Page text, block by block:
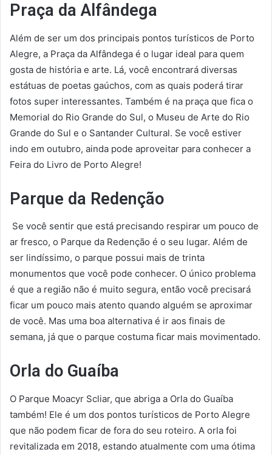
Praça da Alfândega
Além de ser um dos principais pontos turísticos de Porto
Alegre, a Praça da Alfândega é o lugar ideal para quem
gosta de história e arte. Lá, você encontrará diversas
estátuas de poetas gaúchos, com as quais poderá tirar
fotos super interessantes. Também é na praça que fica o
Memorial do Rio Grande do Sul, o Museu de Arte do Rio
Grande do Sul e o Santander Cultural. Se você estiver
indo em outubro, ainda pode aproveitar para conhecer a
Feira do Livro de Porto Alegre!
Parque da Redenção
Se você sentir que está precisando respirar um pouco de
ar fresco, o Parque da Redenção é o seu lugar. Além de
ser lindíssimo, o parque possui mais de trinta
monumentos que você pode conhecer. O único problema
é que a região não é muito segura, então você precisará
ficar um pouco mais atento quando alguém se aproximar
de você. Mas uma boa alternativa é ir aos finais de
semana, já que o parque costuma ficar mais movimentado.
Orla do Guaíba
O Parque Moacyr Scliar, que abriga a Orla do Guaíba
também! Ele é um dos pontos turísticos de Porto Alegre
que não podem ficar de fora do seu roteiro. A orla foi
revitalizada em 2018, estando atualmente com uma ótima